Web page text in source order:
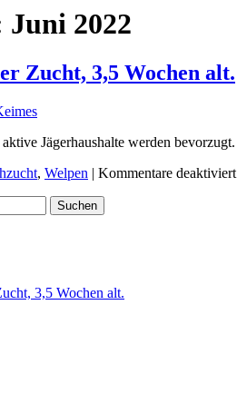
Juni 2022
Zucht, 3,5 Wochen alt.
Jägerhaushalte werden bevorzugt.
, Welpen | Kommentare deaktiviert
3,5 Wochen alt.